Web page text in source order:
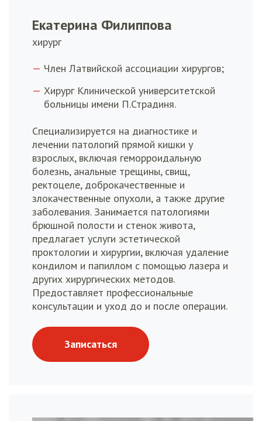
Екатерина Филиппова
хирург
Член Латвийской ассоциации хирургов;
Хирург Клинической университетской
больницы имени П.Страдиня.
Специализируется на диагностике и
лечении патологий прямой кишки у
взрослых, включая геморроидальную
болезнь, анальные трещины, свищ,
ректоцеле, доброкачественные и
злокачественные опухоли, а также другие
заболевания. Занимается патологиями
брюшной полости и стенок живота,
предлагает услуги эстетической
проктологии и хирургии, включая удаление
кондилом и папиллом с помощью лазера и
других хирургических методов.
Предоставляет профессиональные
консультации и уход до и после операции.
Записаться